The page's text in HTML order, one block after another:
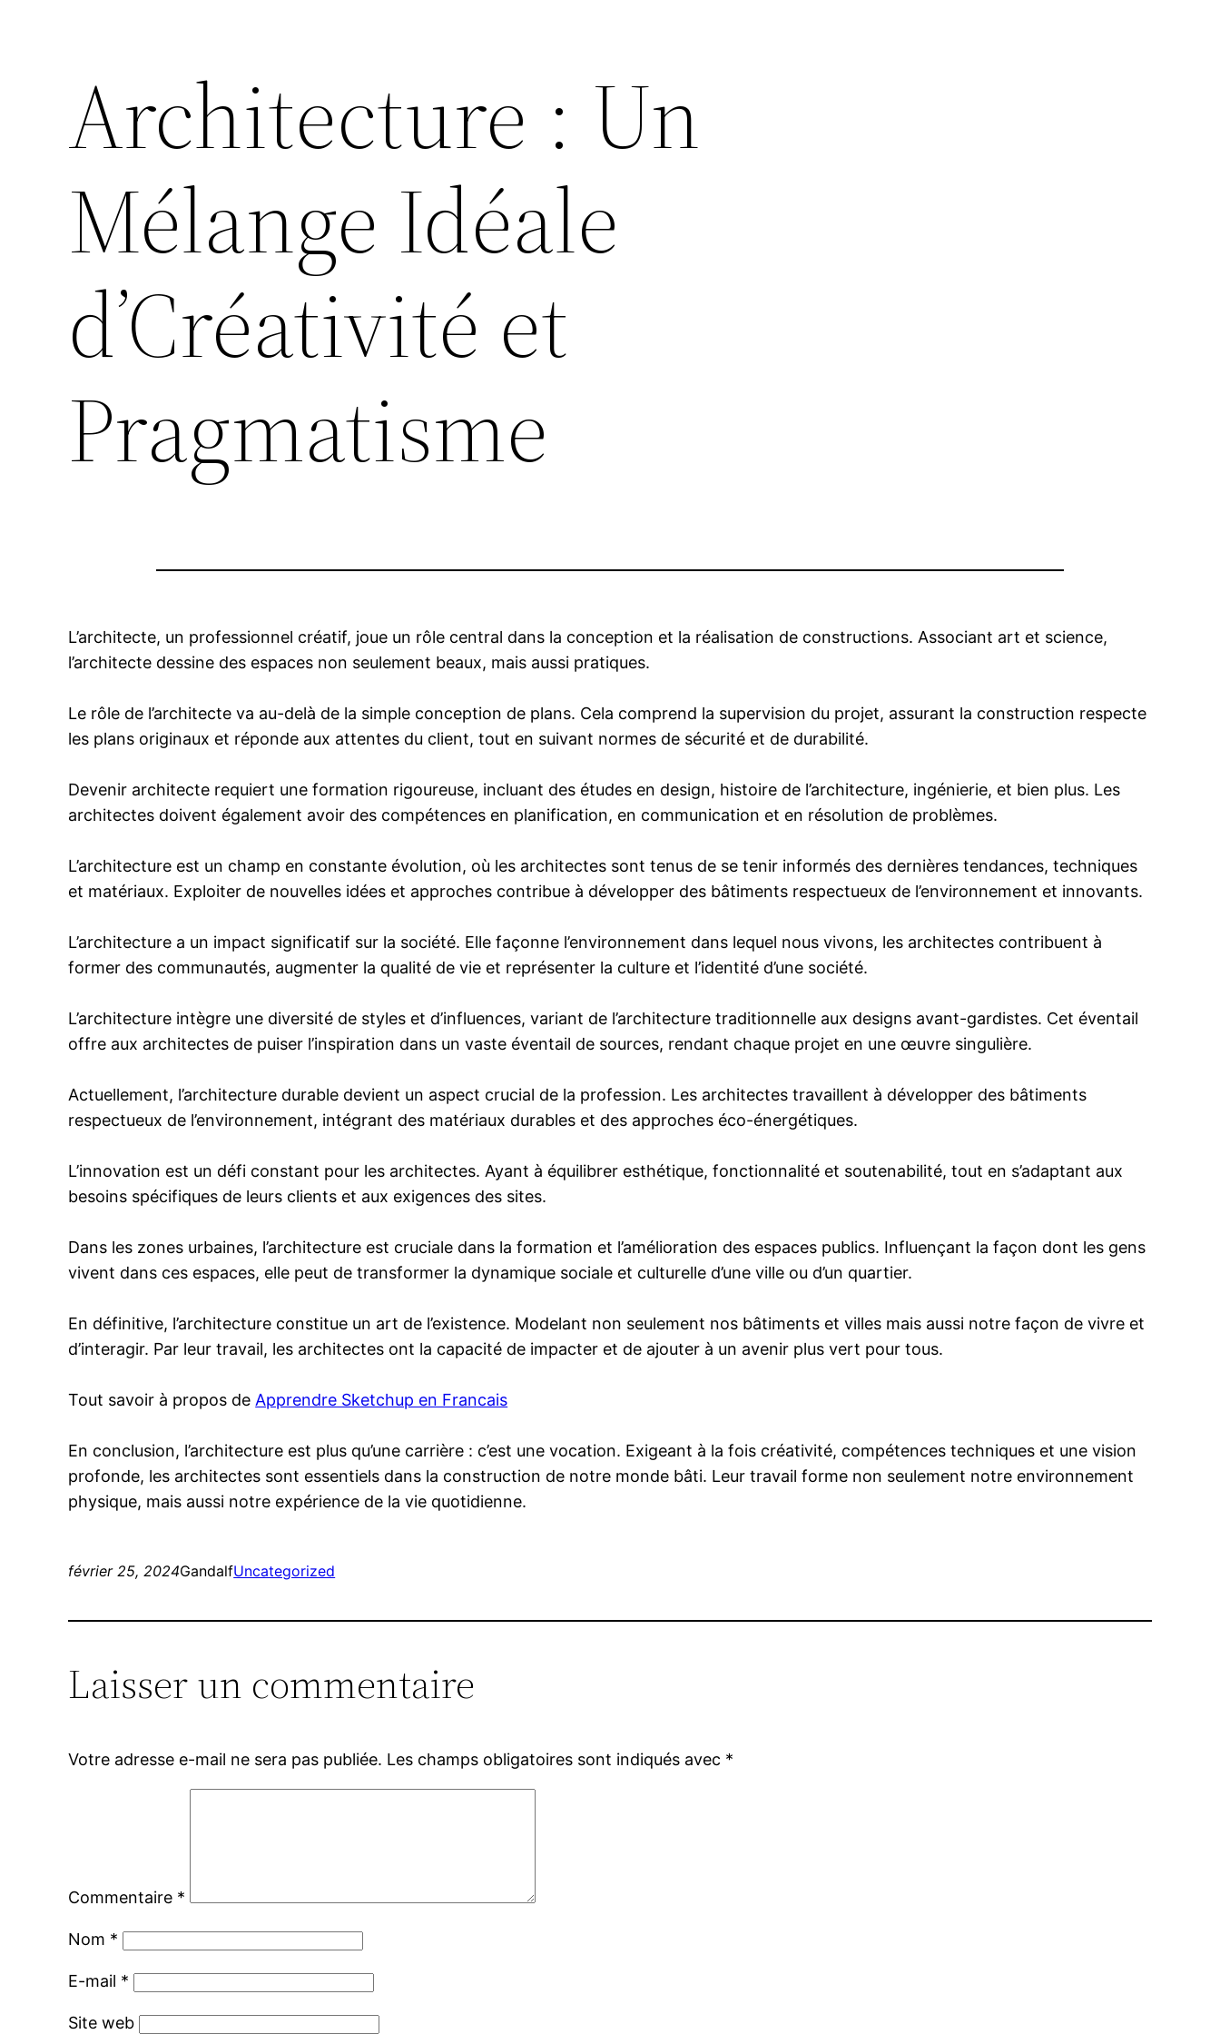
Architecture : Un
Mélange Idéale
d’Créativité et
Pragmatisme
L’architecte, un professionnel créatif, joue un rôle central dans la conception et la réalisation de constructions. Associant art et science,
l’architecte dessine des espaces non seulement beaux, mais aussi pratiques.
Le rôle de l’architecte va au-delà de la simple conception de plans. Cela comprend la supervision du projet, assurant la construction respecte
les plans originaux et réponde aux attentes du client, tout en suivant normes de sécurité et de durabilité.
Devenir architecte requiert une formation rigoureuse, incluant des études en design, histoire de l’architecture, ingénierie, et bien plus. Les
architectes doivent également avoir des compétences en planification, en communication et en résolution de problèmes.
L’architecture est un champ en constante évolution, où les architectes sont tenus de se tenir informés des dernières tendances, techniques
et matériaux. Exploiter de nouvelles idées et approches contribue à développer des bâtiments respectueux de l’environnement et innovants.
L’architecture a un impact significatif sur la société. Elle façonne l’environnement dans lequel nous vivons, les architectes contribuent à
former des communautés, augmenter la qualité de vie et représenter la culture et l’identité d’une société.
L’architecture intègre une diversité de styles et d’influences, variant de l’architecture traditionnelle aux designs avant-gardistes. Cet éventail
offre aux architectes de puiser l’inspiration dans un vaste éventail de sources, rendant chaque projet en une œuvre singulière.
Actuellement, l’architecture durable devient un aspect crucial de la profession. Les architectes travaillent à développer des bâtiments
respectueux de l’environnement, intégrant des matériaux durables et des approches éco-énergétiques.
L’innovation est un défi constant pour les architectes. Ayant à équilibrer esthétique, fonctionnalité et soutenabilité, tout en s’adaptant aux
besoins spécifiques de leurs clients et aux exigences des sites.
Dans les zones urbaines, l’architecture est cruciale dans la formation et l’amélioration des espaces publics. Influençant la façon dont les gens
vivent dans ces espaces, elle peut de transformer la dynamique sociale et culturelle d’une ville ou d’un quartier.
En définitive, l’architecture constitue un art de l’existence. Modelant non seulement nos bâtiments et villes mais aussi notre façon de vivre et
d’interagir. Par leur travail, les architectes ont la capacité de impacter et de ajouter à un avenir plus vert pour tous.
Tout savoir à propos de Apprendre Sketchup en Francais
En conclusion, l’architecture est plus qu’une carrière : c’est une vocation. Exigeant à la fois créativité, compétences techniques et une vision
profonde, les architectes sont essentiels dans la construction de notre monde bâti. Leur travail forme non seulement notre environnement
physique, mais aussi notre expérience de la vie quotidienne.
février 25, 2024GandalfUncategorized
Laisser un commentaire
Votre adresse e-mail ne sera pas publiée. Les champs obligatoires sont indiqués avec *
Commentaire *
Nom *
E-mail *
Site web